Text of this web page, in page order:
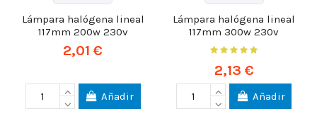
Lámpara halógena lineal
117mm 200w 230v
2,01 €
Añadir
Lámpara halógena lineal
117mm 300w 230v
2,13 €
Añadir